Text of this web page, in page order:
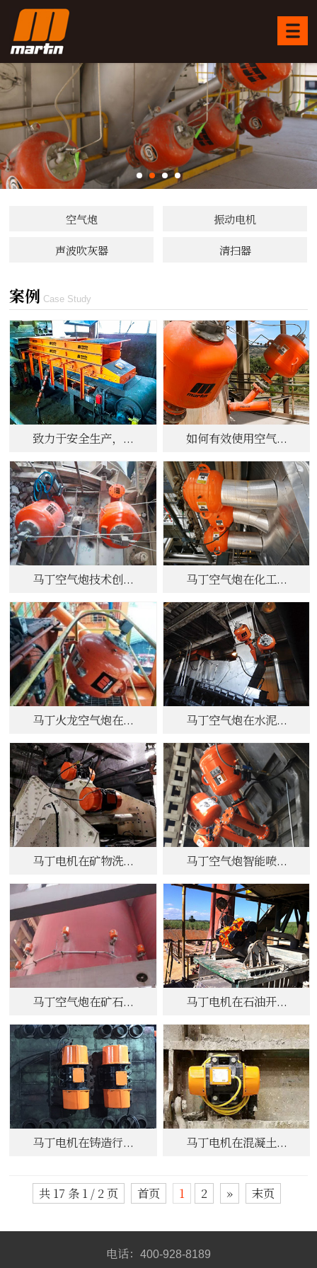
空气炮 振动电机
声波吹灰器 清扫器
案例 Case Study
致力于安全生产，... 如何有效使用空气...
马丁空气炮技术创... 马丁空气炮在化工...
马丁火龙空气炮在... 马丁空气炮在水泥...
马丁电机在矿物洗... 马丁空气炮智能喷...
马丁空气炮在矿石... 马丁电机在石油开...
马丁电机在铸造行... 马丁电机在混凝土...
共 17 条 1 / 2 页 首页 1 2 » 末页
电话： 400-928-8189